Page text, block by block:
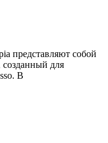
представляют собой
созданный для
В